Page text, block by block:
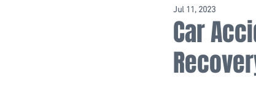
Car
Jul 11, 2023